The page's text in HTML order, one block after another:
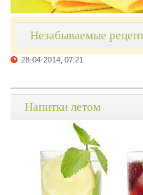
Незабываемые
28-04-2014, 07:21
Напитки летом